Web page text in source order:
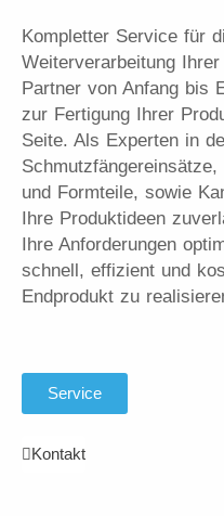
Kompletter Service für
Weiterverarbeitung
Partner von Anfang bis
zur Fertigung Ihrer
Seite. Als Experten in
und Formteile, sowie
Ihre Produktideen
Ihre Anforderungen
schnell, effizient und
Endprodukt zu
Service
Kontakt